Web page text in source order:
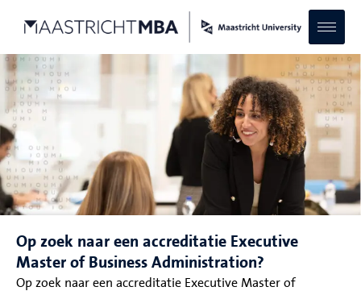
Op zoek naar een accreditatie Executive
Master of Business Administration?
Op zoek naar een accreditatie Executive Master of